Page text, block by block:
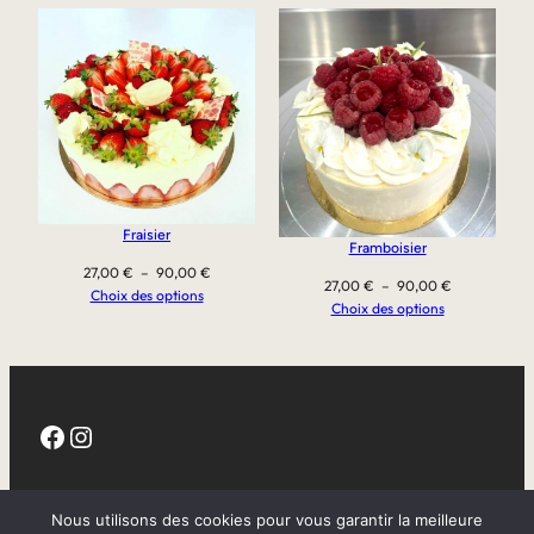
Fraisier
27,00 € – 90,00 €Plage
Choix des options
Framboisier
27,00 € – 90,00 €Plage
Choix des options
Facebook Instagram
CGV
Nous utilisons des cookies pour vous garantir la meilleure